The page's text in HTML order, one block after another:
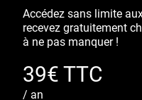
Accédez sans limite
recevez gratuitement
à ne pas manquer !
39€ TTC
/ an